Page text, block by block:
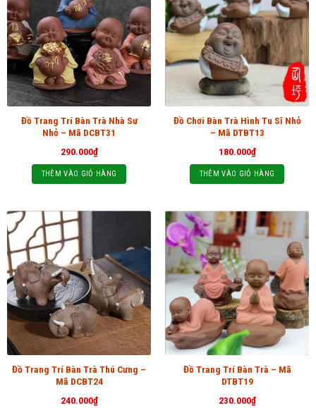
Đồ Trang Trí Bàn Trà Nhà Sư
Nhỏ – Mã DCBT31
290.000₫
THÊM VÀO GIỎ HÀNG
Đồ Chơi Bàn Trà Hình Tu Sĩ Nhỏ
– Mã DTBT13
180.000₫
THÊM VÀO GIỎ HÀNG
Đồ Trang Trí Bàn Trà Thú Cưng –
Mã DCBT24
240.000₫
Đồ Trang Trí Bàn Trà – Mã
DTBT19
230.000₫